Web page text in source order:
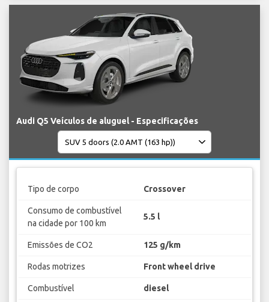
Audi Q5 Veículos de aluguel - Especificações
Tipo de corpo Crossover
Consumo de combustível
na cidade por 100 km
5.5 l
Emissões de CO2 125 g/km
Rodas motrizes Front wheel drive
Combustível diesel